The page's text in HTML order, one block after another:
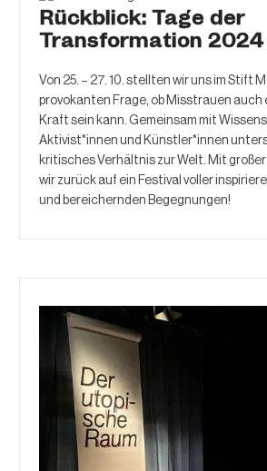
Rückblick: Tage der
Transformation 2024
Von 25. – 27. 10. stellten wir uns im Stift
provokanten Frage, ob Misstrauen auch
Kraft sein kann. Gemeinsam mit
Aktivist*innen und Künstler*innen
kritisches Verhältnis zur Welt. Mit
wir zurück auf ein Festival voller
und bereichernden Begegnungen!